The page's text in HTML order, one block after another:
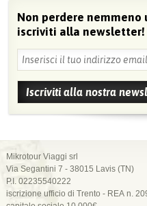
Non perdere
iscriviti alla newsletter!
Mikrotour Viaggi srl
Via Segantini 7 - 38015 Lavis (TN)
P.I. 02235540222
iscrizione ufficio di Trento - REA n.